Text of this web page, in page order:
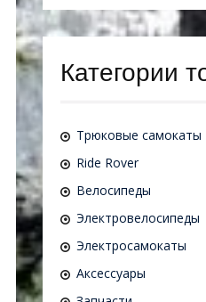
Категории
Трюковые самокаты
Ride Rover
Велосипеды
Электровелосипеды
Электросамокаты
Аксессуары